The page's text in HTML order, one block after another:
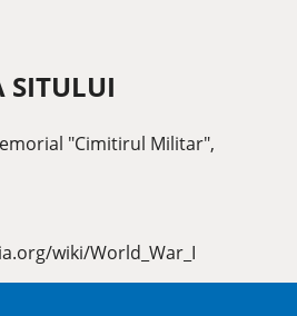
SITULUI
"Cimitirul Militar",
wiki/World_War_I